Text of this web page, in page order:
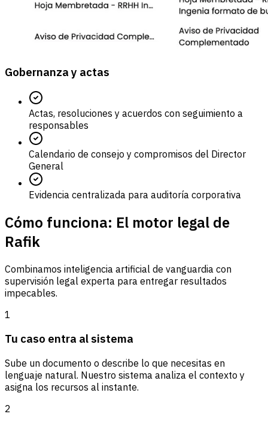
Gobernanza y actas
Actas, resoluciones y acuerdos con seguimiento a
responsables
Calendario de consejo y compromisos del Director
General
Evidencia centralizada para auditoría corporativa
Cómo funciona: El motor legal de
Rafik
Combinamos inteligencia artificial de vanguardia con
supervisión legal experta para entregar resultados
impecables.
1
Tu caso entra al sistema
Sube un documento o describe lo que necesitas en
lenguaje natural. Nuestro sistema analiza el contexto y
asigna los recursos al instante.
2